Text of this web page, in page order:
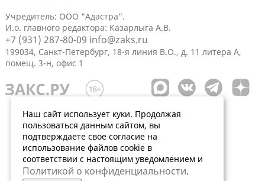
Учредитель: ООО "Адастра".
И.о. главного редактора: Казарлыга А.В.
+7 (931) 287-80-09 info@zaks.ru
199034, Санкт-Петербург, 18-я линия В.О., д. 11 литера А,
помещ. 3-н, офис 1
Наш сайт использует куки. Продолжая
пользоваться данным сайтом, вы
подтверждаете свое согласие на
использование файлов cookie в
соответствии с настоящим уведомлением и
Политикой о конфиденциальности.